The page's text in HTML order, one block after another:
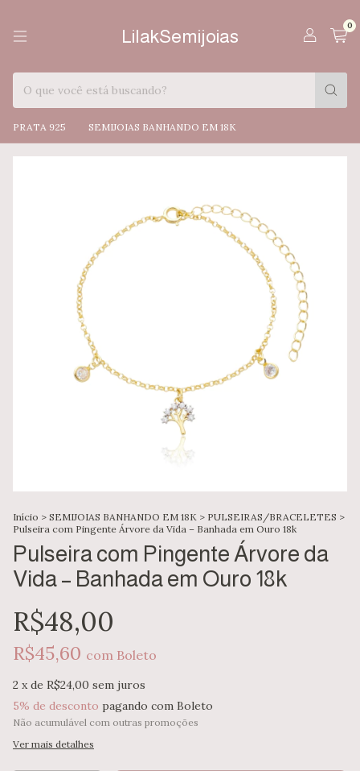
LilakSemijoias
0
PRATA 925 SEMIJOIAS BANHANDO EM 18K
Início > SEMIJOIAS BANHANDO EM 18K > PULSEIRAS/BRACELETES >
Pulseira com Pingente Árvore da Vida – Banhada em Ouro 18k
Pulseira com Pingente Árvore da
Vida – Banhada em Ouro 18k
R$48,00
R$45,60 com Boleto
2 x de R$24,00 sem juros
5% de desconto pagando com Boleto
Não acumulável com outras promoções
Ver mais detalhes